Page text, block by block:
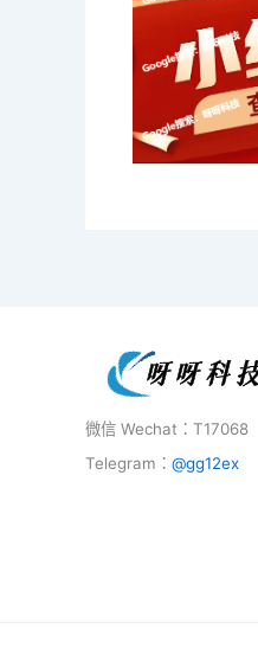
微信 Wechat：T17068
Telegram： @gg12ex